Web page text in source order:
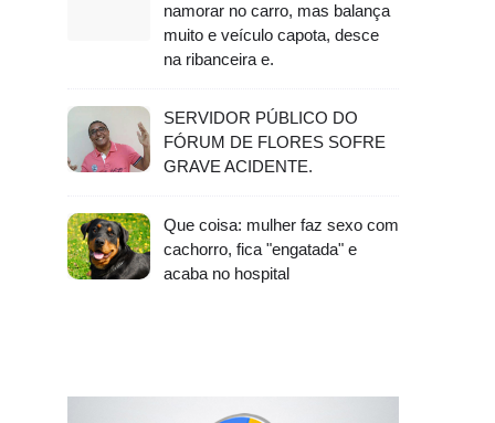
namorar no carro, mas balança
muito e veículo capota, desce
na ribanceira e.
SERVIDOR PÚBLICO DO
FÓRUM DE FLORES SOFRE
GRAVE ACIDENTE.
Que coisa: mulher faz sexo com
cachorro, fica "engatada" e
acaba no hospital